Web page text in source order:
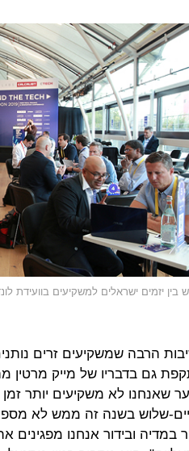
בין יזמים ישראלים למשקיעים בוועידת
הרבה שמשקיעים זרים
גם בדבריו של מייק מרטין
שאנחנו לא משקיעים יותר
שלוש בשנה זה ממש לא
במדיה ובידור אנחנו מפגינים